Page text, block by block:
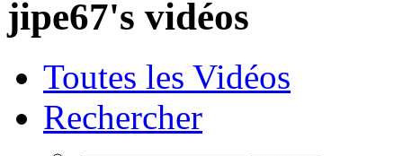
jipe67's vidéos
Toutes les Vidéos
Rechercher